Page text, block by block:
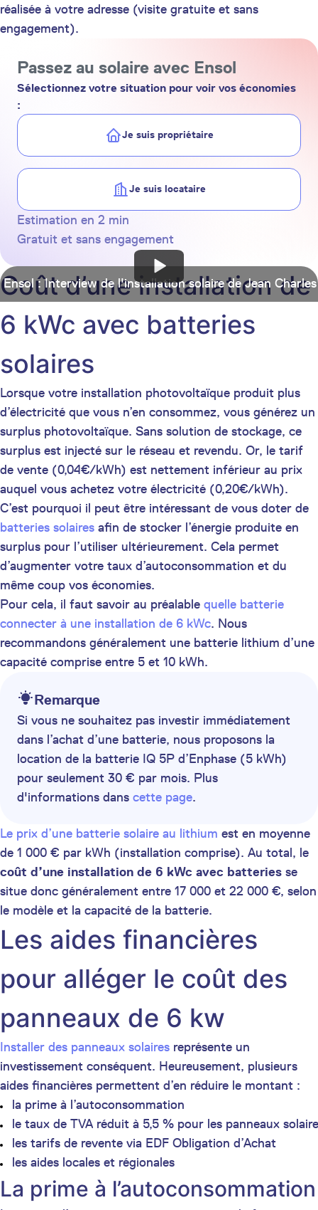
réalisée à votre adresse (visite gratuite et sans
engagement).
Passez au solaire avec Ensol
Sélectionnez votre situation pour voir vos économies
:
Je suis propriétaire
Je suis locataire
Estimation en 2 min
Gratuit et sans engagement
Ensol : Interview de l'installation solaire de Jean Charles
Coût d’une installation de
6 kWc avec batteries
solaires
Lorsque votre installation photovoltaïque produit plus
d’électricité que vous n’en consommez, vous générez un
surplus photovoltaïque. Sans solution de stockage, ce
surplus est injecté sur le réseau et revendu. Or, le tarif
de vente (0,04€/kWh) est nettement inférieur au prix
auquel vous achetez votre électricité (0,20€/kWh).
C’est pourquoi il peut être intéressant de vous doter de
batteries solaires afin de stocker l’énergie produite en
surplus pour l’utiliser ultérieurement. Cela permet
d’augmenter votre taux d’autoconsommation et du
même coup vos économies.
Pour cela, il faut savoir au préalable quelle batterie
connecter à une installation de 6 kWc. Nous
recommandons généralement une batterie lithium d’une
capacité comprise entre 5 et 10 kWh.
Remarque
Si vous ne souhaitez pas investir immédiatement
dans l’achat d’une batterie, nous proposons la
location de la batterie IQ 5P d’Enphase (5 kWh)
pour seulement 30 € par mois. Plus
d'informations dans cette page.
Le prix d’une batterie solaire au lithium est en moyenne
de 1 000 € par kWh (installation comprise). Au total, le
coût d’une installation de 6 kWc avec batteries se
situe donc généralement entre 17 000 et 22 000 €, selon
le modèle et la capacité de la batterie.
Les aides financières
pour alléger le coût des
panneaux de 6 kw
Installer des panneaux solaires représente un
investissement conséquent. Heureusement, plusieurs
aides financières permettent d’en réduire le montant :
la prime à l’autoconsommation
le taux de TVA réduit à 5,5 % pour les panneaux
les tarifs de revente via EDF Obligation d’Achat
les aides locales et régionales
La prime à l’autoconsommation